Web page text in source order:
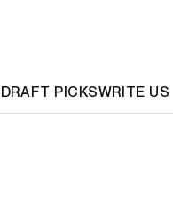
DRAFT PICKSWRITE US